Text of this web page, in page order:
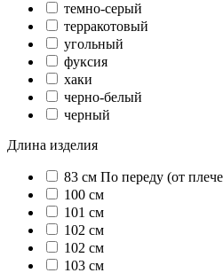
темно-серый
терракотовый
угольный
фуксия
хаки
черно-белый
черный
Длина изделия
83 см По переду (от
100 см
101 см
102 cм
102 см
103 см